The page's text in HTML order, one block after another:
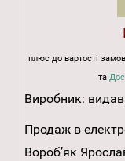
плюс до вартості
та
Виробник:
Продаж в
Вороб’як